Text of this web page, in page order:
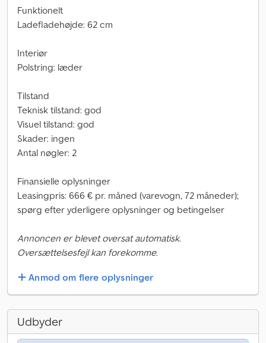
Funktionelt
Ladefladehøjde: 62 cm
Interiør
Polstring: læder
Tilstand
Teknisk tilstand: god
Visuel tilstand: god
Skader: ingen
Antal nøgler: 2
Finansielle oplysninger
Leasingpris: 666 € pr. måned (varevogn, 72 måneder);
spørg efter yderligere oplysninger og betingelser
Annoncen er blevet oversat automatisk.
Oversættelsesfejl kan forekomme.
Anmod om flere oplysninger
Udbyder